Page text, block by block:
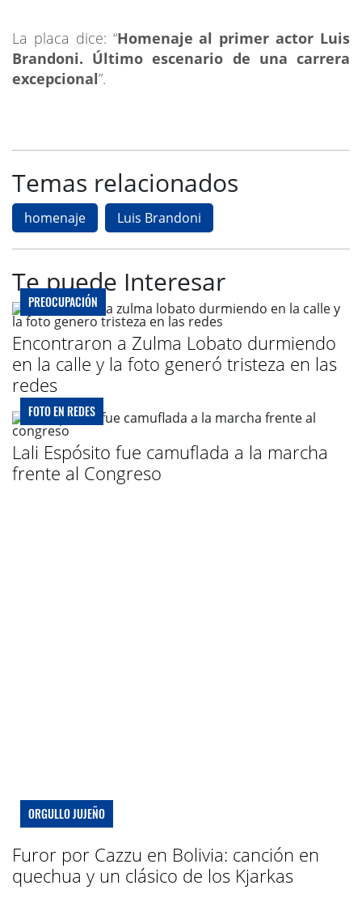
La placa dice: “Homenaje al primer actor Luis
Brandoni. Último escenario de una carrera
excepcional”.
Temas relacionados
homenaje Luis Brandoni
Te puede Interesar
PREOCUPACIÓN
Encontraron a Zulma Lobato durmiendo
en la calle y la foto generó tristeza en las
redes
FOTO EN REDES
Lali Espósito fue camuflada a la marcha
frente al Congreso
ORGULLO JUJEÑO
Furor por Cazzu en Bolivia: canción en
quechua y un clásico de los Kjarkas